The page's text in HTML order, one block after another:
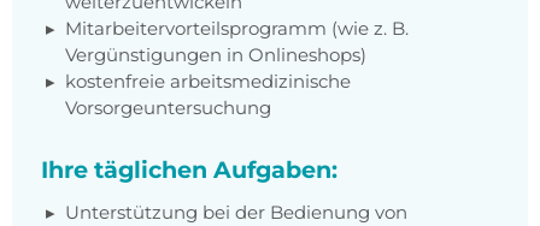
Mitarbeitervorteilsprogramm (wie z. B.
Vergünstigungen in Onlineshops)
kostenfreie arbeitsmedizinische
Vorsorgeuntersuchung
Ihre täglichen Aufgaben:
Unterstützung bei der Bedienung von